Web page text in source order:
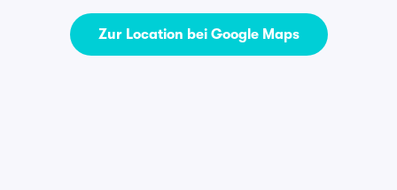
Zur Location bei Google Maps